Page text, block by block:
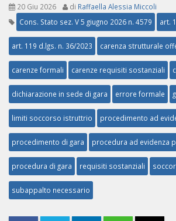
20 Giu 2026 di Raffaella Alessia Miccoli
Cons. Stato sez. V 5 giugno 2026 n. 4579
art.
art. 119 d.lgs. n. 36/2023 carenza strutturale
carenze formali carenze requisiti sostanziali
dichiarazione in sede di gara errore formale
limiti soccorso istruttrio procedimento ad
procedimento di gara procedura ad evidenza
procedura di gara requisiti sostanziali
subappalto necessario